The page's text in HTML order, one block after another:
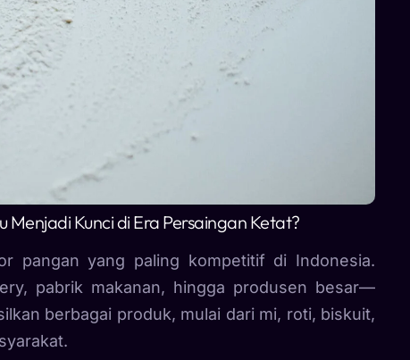
Kunci di Era Persaingan Ketat?
pangan yang paling kompetitif di Indonesia.
pabrik makanan, hingga produsen besar—
berbagai produk, mulai dari mi, roti, biskuit,